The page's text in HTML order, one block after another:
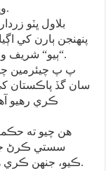
ويو آهي ته انهن جو سمورو حساب ورتو وڃي.
بلاول ڀٽو
پنهنجن ٻارن کي
“ٻيو“ شريف وري وزيراعظم ٿيڻ جا خواب ڏسي رهيو آهي.
پ پ چيئرمين
سان گڏ پاڪستان
ڪري رهيو
هن چيو ته
سستي ڪرڻ جو
ڪيو، جنهن ڪري هر طرف گو نواز گو جو نعرو لڳي رهيو آهي.